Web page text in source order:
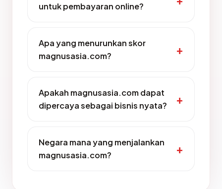
untuk pembayaran online?
Apa yang menurunkan skor
magnusasia.com?
Apakah magnusasia.com dapat
dipercaya sebagai bisnis nyata?
Negara mana yang menjalankan
magnusasia.com?